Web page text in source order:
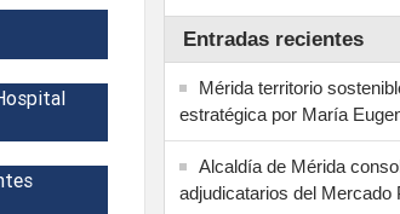
Entradas recientes
Mérida territorio
estratégica por María
Alcaldía de Mérida
adjudicatarios del Mercado